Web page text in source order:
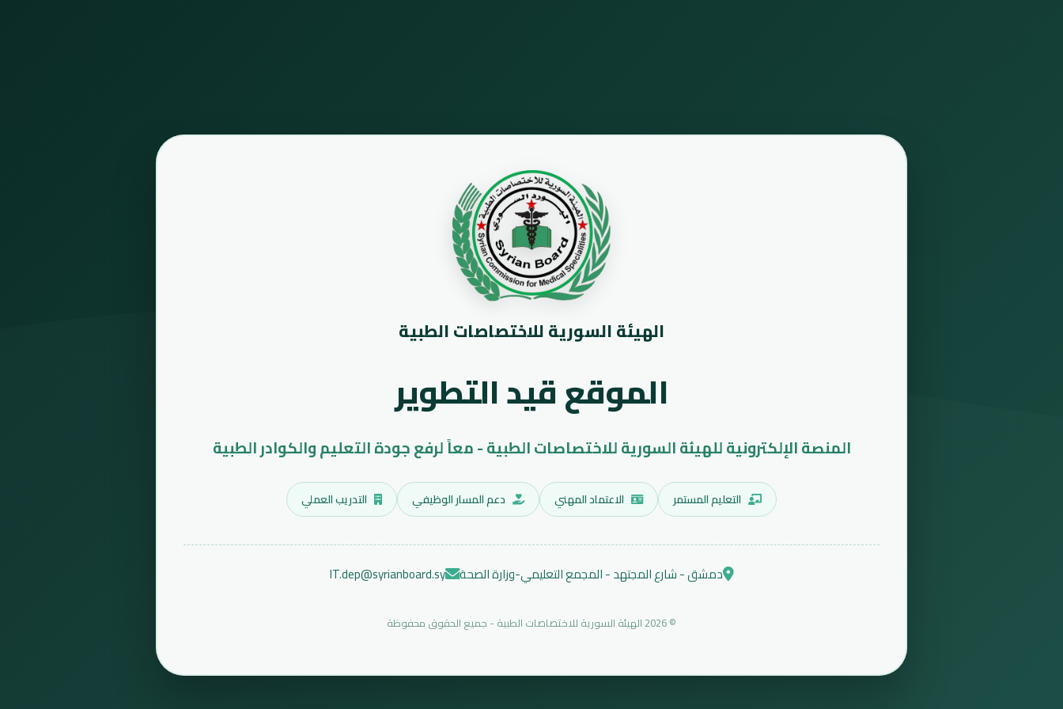
الهيئة السورية للاختصاصات الطبية
الموقع قيد التطوير
المنصة الإلكترونية للهيئة السورية للاختصاصات الطبية - معاً لرفع جودة التعليم والكوادر الطبية
التعليم المستمر الاعتماد المهني دعم المسار الوظيفي التدريب العملي
دمشق - شارع المجتهد - المجمع التعليمي-وزارة الصحة IT.dep@syrianboard.sy
© 2026 الهيئة السورية للاختصاصات الطبية - جميع الحقوق محفوظة